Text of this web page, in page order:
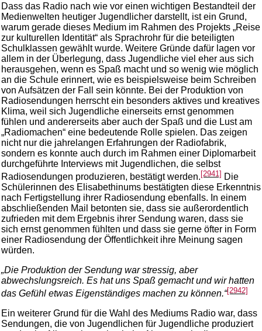
Dass das Radio nach wie vor einen wichtigen Bestandteil der
Medienwelten heutiger Jugendlicher darstellt, ist ein Grund,
warum gerade dieses Medium im Rahmen des Projekts „Reise
zur kulturellen Identität“ als Sprachrohr für die beteiligten
Schulklassen gewählt wurde. Weitere Gründe dafür lagen vor
allem in der Überlegung, dass Jugendliche viel eher aus sich
herausgehen, wenn es Spaß macht und so wenig wie möglich
an die Schule erinnert, wie es beispielsweise beim Schreiben
von Aufsätzen der Fall sein könnte. Bei der Produktion von
Radiosendungen herrscht ein besonders aktives und kreatives
Klima, weil sich Jugendliche einerseits ernst genommen
fühlen und andererseits aber auch der Spaß und die Lust am
„Radiomachen“ eine bedeutende Rolle spielen. Das zeigen
nicht nur die jahrelangen Erfahrungen der Radiofabrik,
sondern es konnte auch durch im Rahmen einer Diplomarbeit
durchgeführte Interviews mit Jugendlichen, die selbst
Radiosendungen produzieren, bestätigt werden. [2941] Die
Schülerinnen des Elisabethinums bestätigten diese Erkenntnis
nach Fertigstellung ihrer Radiosendung ebenfalls. In einem
abschließenden Mail betonten sie, dass sie außerordentlich
zufrieden mit dem Ergebnis ihrer Sendung waren, dass sie
sich ernst genommen fühlten und dass sie gerne öfter in Form
einer Radiosendung der Öffentlichkeit ihre Meinung sagen
würden.
„Die Produktion der Sendung war stressig, aber
abwechslungsreich. Es hat uns Spaß gemacht und wir hatten
das Gefühl etwas Eigenständiges machen zu können.“[2942]
Ein weiterer Grund für die Wahl des Mediums Radio war, dass
Sendungen, die von Jugendlichen für Jugendliche produziert